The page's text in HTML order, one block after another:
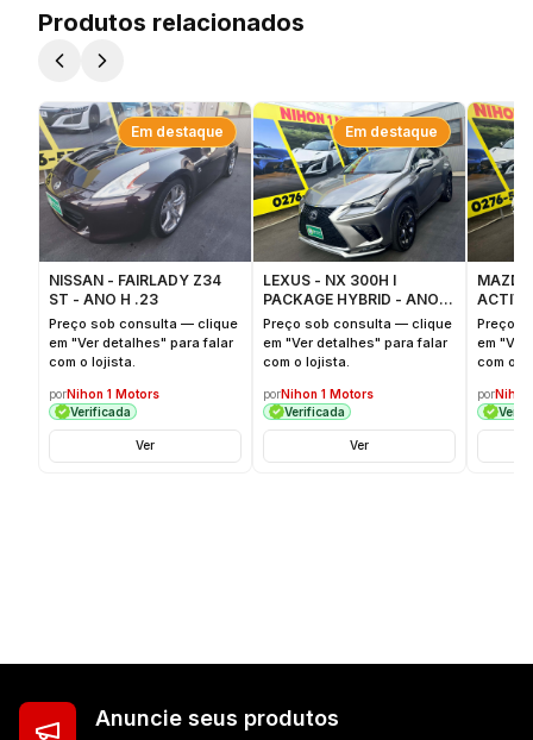
Produtos relacionados
Em destaque
NISSAN - FAIRLADY Z34
ST - ANO H .23
Preço sob consulta — clique
em "Ver detalhes" para falar
com o lojista.
porNihon 1 Motors
Verificada
Ver
Em destaque
LEXUS - NX 300H I
PACKAGE HYBRID - ANO
H.27
Preço sob consulta — clique
em "Ver detalhes" para falar
com o lojista.
porNihon 1 Motors
Verificada
Ver
Preço
em
com o
por
Anuncie seus produtos